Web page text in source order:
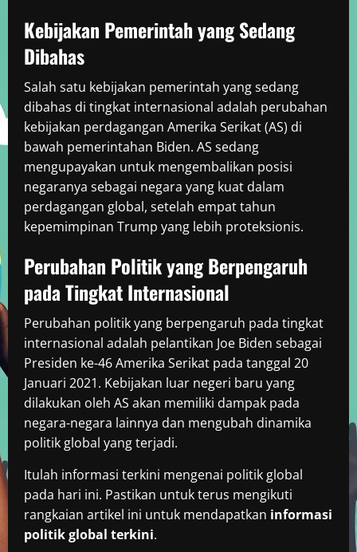
Kebijakan Pemerintah yang Sedang
Dibahas
Salah satu kebijakan pemerintah yang sedang
dibahas di tingkat internasional adalah perubahan
kebijakan perdagangan Amerika Serikat (AS) di
bawah pemerintahan Biden. AS sedang
mengupayakan untuk mengembalikan posisi
negaranya sebagai negara yang kuat dalam
perdagangan global, setelah empat tahun
kepemimpinan Trump yang lebih proteksionis.
Perubahan Politik yang Berpengaruh
pada Tingkat Internasional
Perubahan politik yang berpengaruh pada tingkat
internasional adalah pelantikan Joe Biden sebagai
Presiden ke-46 Amerika Serikat pada tanggal 20
Januari 2021. Kebijakan luar negeri baru yang
dilakukan oleh AS akan memiliki dampak pada
negara-negara lainnya dan mengubah dinamika
politik global yang terjadi.
Itulah informasi terkini mengenai politik global
pada hari ini. Pastikan untuk terus mengikuti
rangkaian artikel ini untuk mendapatkan informasi
politik global terkini.